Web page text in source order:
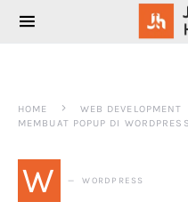
SEARCH FOR:
HOME WEB DEVELOPMENT
MEMBUAT POPUP DI
W WORDPRESS